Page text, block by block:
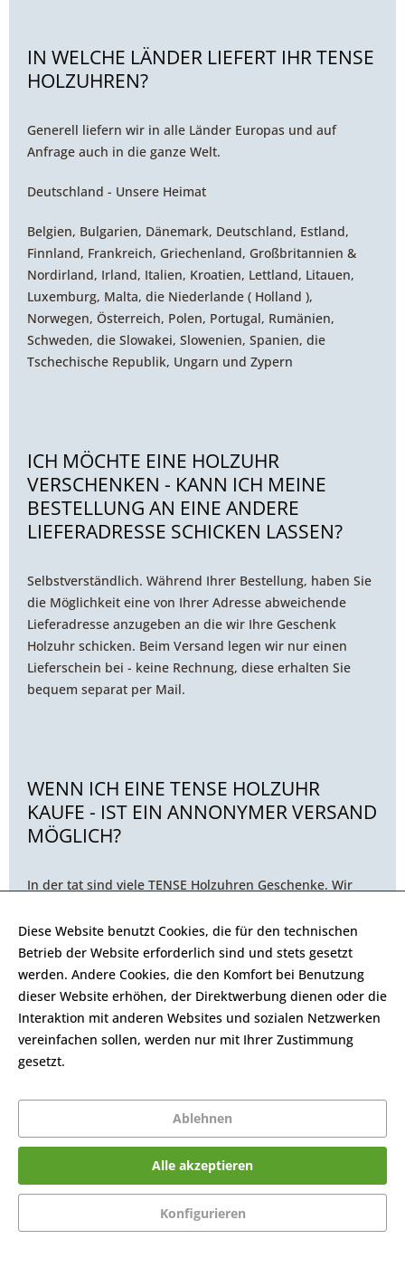
IN WELCHE LÄNDER LIEFERT IHR TENSE
HOLZUHREN?
Generell liefern wir in alle Länder Europas und auf
Anfrage auch in die ganze Welt.
Deutschland - Unsere Heimat
Belgien, Bulgarien, Dänemark, Deutschland, Estland,
Finnland, Frankreich, Griechenland, Großbritannien &
Nordirland, Irland, Italien, Kroatien, Lettland, Litauen,
Luxemburg, Malta, die Niederlande ( Holland ),
Norwegen, Österreich, Polen, Portugal, Rumänien,
Schweden, die Slowakei, Slowenien, Spanien, die
Tschechische Republik, Ungarn und Zypern
ICH MÖCHTE EINE HOLZUHR
VERSCHENKEN - KANN ICH MEINE
BESTELLUNG AN EINE ANDERE
LIEFERADRESSE SCHICKEN LASSEN?
Selbstverständlich. Während Ihrer Bestellung, haben Sie
die Möglichkeit eine von Ihrer Adresse abweichende
Lieferadresse anzugeben an die wir Ihre Geschenk
Holzuhr schicken. Beim Versand legen wir nur einen
Lieferschein bei - keine Rechnung, diese erhalten Sie
bequem separat per Mail.
WENN ICH EINE TENSE HOLZUHR
KAUFE - IST EIN ANNONYMER VERSAND
MÖGLICH?
In der tat sind viele TENSE Holzuhren Geschenke. Wir
ohne Firmennamen. Von außen sieht man Ihrem Paket
also nicht an, welcher tolle Inhalt in ihm liegt.
WIE KANN ICH MEINE NEUE
TENSE HOLZUHR IM ONLINE-
SHOP BEZAHLEN?
Hier bieten wir sehr viele Zahlungsarten an. Angefangen
Kauf auf Rechnung oder per Vorkasse, Kreditkarte (Visa,
Mastercard oder American Express) bis hin zu mobilen
Zahlungslösungen wie Apple Pay.
Regionale Partnerunternehmen
TENSE hat sich in Deutschland als Marke für Holzuhren
Diese Website benutzt Cookies, die für den technischen
Betrieb der Website erforderlich sind und stets gesetzt
werden. Andere Cookies, die den Komfort bei Benutzung
dieser Website erhöhen, der Direktwerbung dienen oder die
Interaktion mit anderen Websites und sozialen Netzwerken
vereinfachen sollen, werden nur mit Ihrer Zustimmung
gesetzt.
Ablehnen
Alle akzeptieren
Konfigurieren